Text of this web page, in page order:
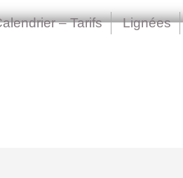
– Tarifs Lignées